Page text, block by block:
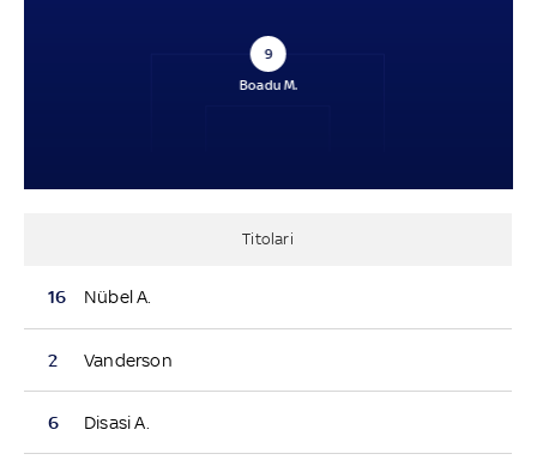
9
Boadu M.
Titolari
16 Nübel A.
2 Vanderson
6 Disasi A.